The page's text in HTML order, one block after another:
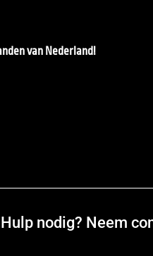
van Nederland!
Hulp nodig? Neem